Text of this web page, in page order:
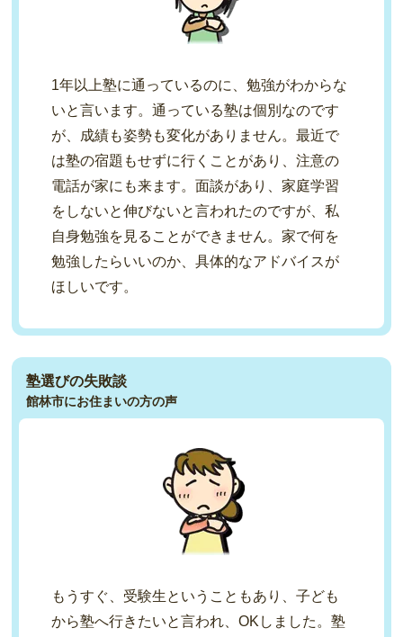
1年以上塾に通っているのに、勉強がわからな
いと言います。通っている塾は個別なのです
が、成績も姿勢も変化がありません。最近で
は塾の宿題もせずに行くことがあり、注意の
電話が家にも来ます。面談があり、家庭学習
をしないと伸びないと言われたのですが、私
自身勉強を見ることができません。家で何を
勉強したらいいのか、具体的なアドバイスが
ほしいです。
塾選びの失敗談
館林市にお住まいの方の声
もうすぐ、受験生ということもあり、子ども
から塾へ行きたいと言われ、OKしました。塾